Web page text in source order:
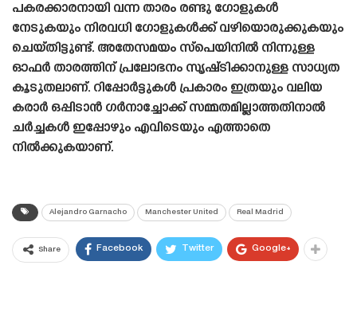
പകരക്കാരനായി വന്ന താരം രണ്ടു ഗോളുകൾ
നേടുകയും നിരവധി ഗോളുകൾക്ക് വഴിയൊരുക്കുകയും
ചെയ്‌തിട്ടുണ്ട്‌. അതേസമയം സ്പെയിനിൽ നിന്നുള്ള
ഓഫർ താരത്തിന് പ്രലോഭനം സൃഷ്‌ടിക്കാനുള്ള സാധ്യത
കൂടുതലാണ്. റിപ്പോർട്ടുകൾ പ്രകാരം ഇത്രയും വലിയ
കരാർ ഒപ്പിടാൻ ഗർനാച്ചോക്ക് സമ്മതമില്ലാത്തതിനാൽ
ചർച്ചകൾ ഇപ്പോഴും എവിടെയും എത്താതെ
നിൽക്കുകയാണ്.
Alejandro Garnacho Manchester United Real Madrid
Share Facebook Twitter Google+